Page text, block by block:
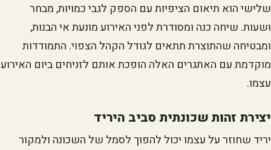
שלישי הוא תיאום הציפיות עם הספק לגבי כמויות, מבחר
ושעות. שיחה כנה ומסודרת לפני האירוע מונעת אי הבנות,
ומבטיחה שהתוצרת תתאים לגודל הקהל הצפוי. התמודדות
מוקדמת עם האתגרים האלה הופכת אותם לזניחים ביום האירוע
עצמו.
יצירת זהות שכונתית סביב היריד
יריד שחוזר על עצמו יכול להפוך לסמל של השכונה ולמקור